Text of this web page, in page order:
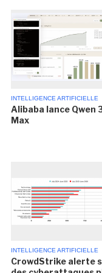
INTELLIGENCE ARTIFICIELLE
Alibaba lance Qwen
Max
INTELLIGENCE ARTIFICIELLE
CrowdStrike alerte